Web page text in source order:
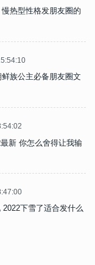
热型性格发朋友圈的
族公主必备朋友圈文
新 你怎么舍得让我输
下雪了适合发什么